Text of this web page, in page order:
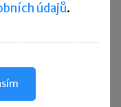
2026
údajů.